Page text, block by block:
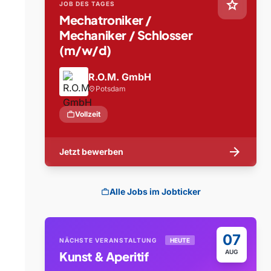
star
JOB DES TAGES
Mechatroniker /
Mechaniker / Schlosser
(m/w/d)
R.O.M. GmbH
location_on Potsdam
workVollzeit
Jetzt bewerben arrow_forward
workAlle Jobs im Jobticker
07
AUG
NÄCHSTE VERANSTALTUNG HEUTE
Kunst & Aperitif